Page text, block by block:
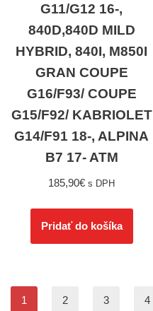
G11/G12 16-,
840D,840D MILD
HYBRID, 840I, M850I
GRAN COUPE
G16/F93/ COUPE
G15/F92/ KABRIOLET
G14/F91 18-, ALPINA
B7 17- ATM
185,90€ s DPH
Pridať do košíka
1 2 3 4